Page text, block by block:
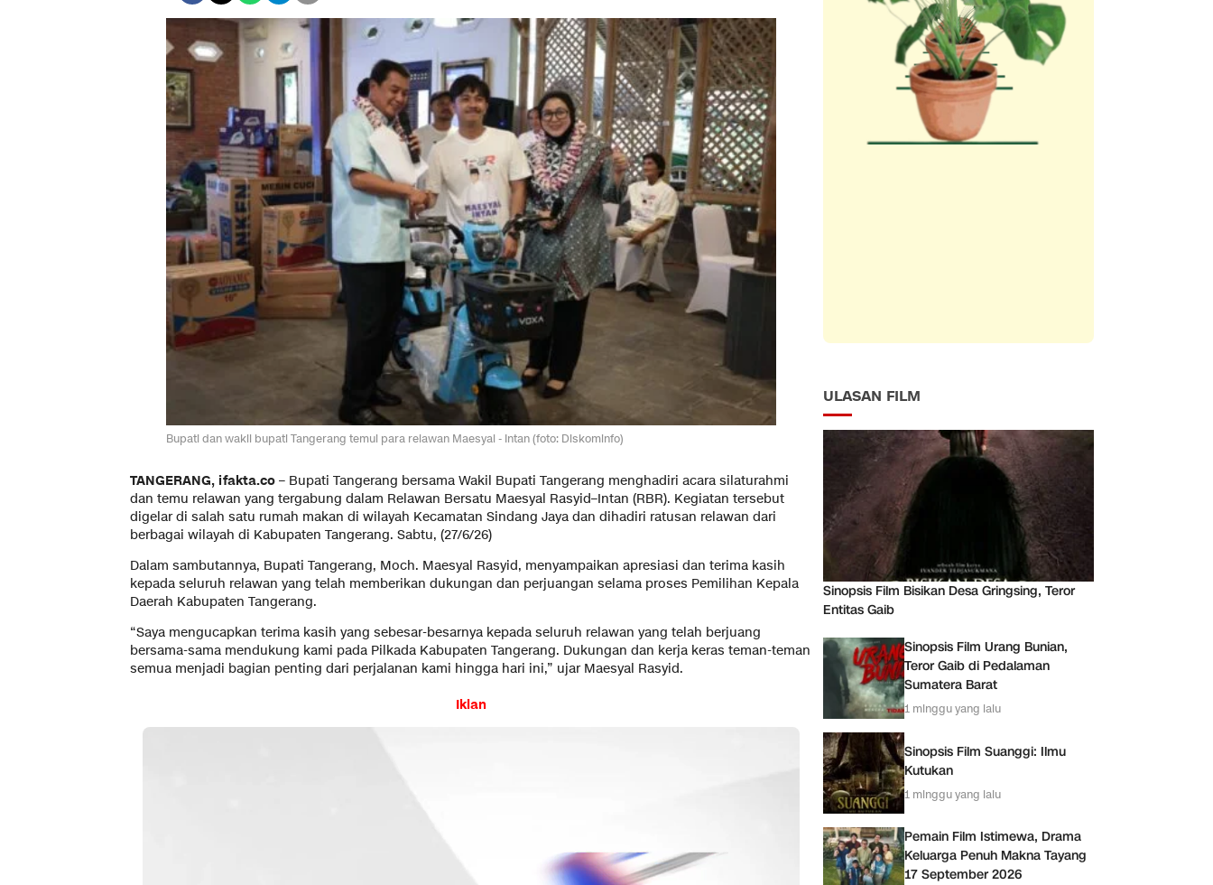
Bupati dan wakil bupati Tangerang temui para relawan Maesyal - Intan (foto: Diskominfo)
TANGERANG, ifakta.co – Bupati Tangerang bersama Wakil Bupati Tangerang menghadiri acara silaturahmi
dan temu relawan yang tergabung dalam Relawan Bersatu Maesyal Rasyid–Intan (RBR). Kegiatan tersebut
digelar di salah satu rumah makan di wilayah Kecamatan Sindang Jaya dan dihadiri ratusan relawan dari
berbagai wilayah di Kabupaten Tangerang. Sabtu, (27/6/26)
Dalam sambutannya, Bupati Tangerang, Moch. Maesyal Rasyid, menyampaikan apresiasi dan terima kasih
kepada seluruh relawan yang telah memberikan dukungan dan perjuangan selama proses Pemilihan Kepala
Daerah Kabupaten Tangerang.
“Saya mengucapkan terima kasih yang sebesar-besarnya kepada seluruh relawan yang telah berjuang
bersama-sama mendukung kami pada Pilkada Kabupaten Tangerang. Dukungan dan kerja keras teman-teman
semua menjadi bagian penting dari perjalanan kami hingga hari ini,” ujar Maesyal Rasyid.
Iklan
ULASAN FILM
Sinopsis Film Bisikan Desa Gringsing, Teror
Entitas Gaib
Sinopsis Film Urang Bunian,
Teror Gaib di Pedalaman
Sumatera Barat
1 minggu yang lalu
Sinopsis Film Suanggi: Ilmu
Kutukan
1 minggu yang lalu
Pemain Film Istimewa, Drama
Keluarga Penuh Makna Tayang
17 September 2026